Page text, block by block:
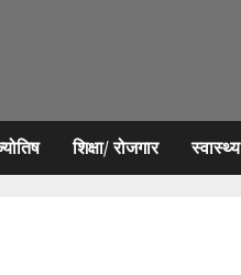
शिक्षा/ रोजगार स्वास्थ्य